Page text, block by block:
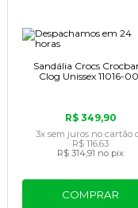
Sandália Crocs
Clog Unissex 11016-
R$ 349,90
3x sem juros no cartão
R$ 116,63
R$ 314,91 no pix
COMPRAR